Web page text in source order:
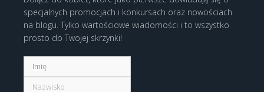
specjalnych promocjach i konkursach oraz nowościach
na blogu. Tylko wartościowe wiadomości i to wszystko
prosto do Twojej skrzynki!